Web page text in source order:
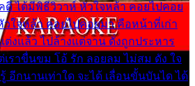
ดี ได้มีพิธีวิวาห์ หัวใจหล้า คอยไปคอย
ใจหล้า คอยไปคอยมา คือหน้าที่เก่า
ต่งแล้ว ไปล้างแต่จาน ดั่งถูกประหาร
เราขื่นขม โอ้ รัก ลอยลม ไม่สม ดัง ใจ
อีกนานเท่าใด จะได้ เลื่อนขั้นบันได ได้